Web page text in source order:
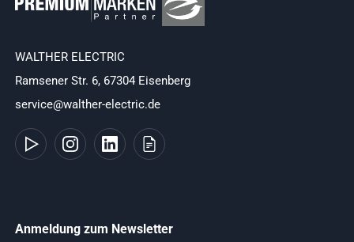
WALTHER ELECTRIC
Ramsener Str. 6, 67304 Eisenberg
service@walther-electric.de
Anmeldung zum Newsletter